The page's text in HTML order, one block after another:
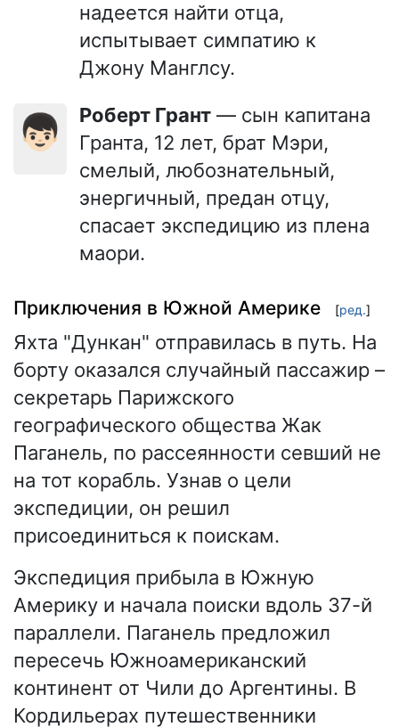
надеется найти отца,
испытывает симпатию к
Джону Манглсу.
👦🏻 Роберт Грант — сын капитана
Гранта, 12 лет, брат Мэри,
смелый, любознательный,
энергичный, предан отцу,
спасает экспедицию из плена
маори.
Приключения в Южной Америке [ред.]
Яхта "Дункан" отправилась в путь. На
борту оказался случайный пассажир –
секретарь Парижского
географического общества Жак
Паганель, по рассеянности севший не
на тот корабль. Узнав о цели
экспедиции, он решил
присоединиться к поискам.
Экспедиция прибыла в Южную
Америку и начала поиски вдоль 37-й
параллели. Паганель предложил
пересечь Южноамериканский
континент от Чили до Аргентины. В
Кордильерах путешественники